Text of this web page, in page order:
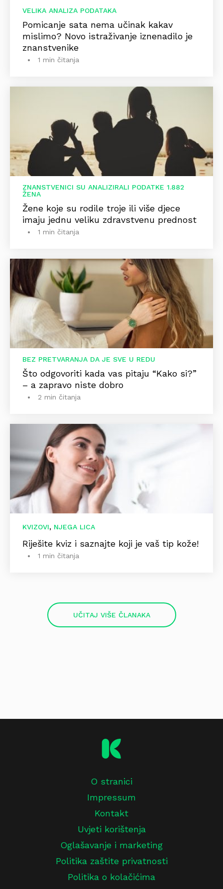
VELIKA ANALIZA PODATAKA
Pomicanje sata nema učinak kakav
mislimo? Novo istraživanje iznenadilo je
znanstvenike
1 min čitanja
ZNANSTVENICI SU ANALIZIRALI PODATKE 1.882
ŽENA
Žene koje su rodile troje ili više djece
imaju jednu veliku zdravstvenu prednost
1 min čitanja
BEZ PRETVARANJA DA JE SVE U REDU
Što odgovoriti kada vas pitaju “Kako si?”
– a zapravo niste dobro
2 min čitanja
KVIZOVI, NJEGA LICA
Riješite kviz i saznajte koji je vaš tip kože!
1 min čitanja
UČITAJ VIŠE ČLANAKA
O stranici
Impressum
Kontakt
Uvjeti korištenja
Oglašavanje i marketing
Politika zaštite privatnosti
Politika o kolačićima